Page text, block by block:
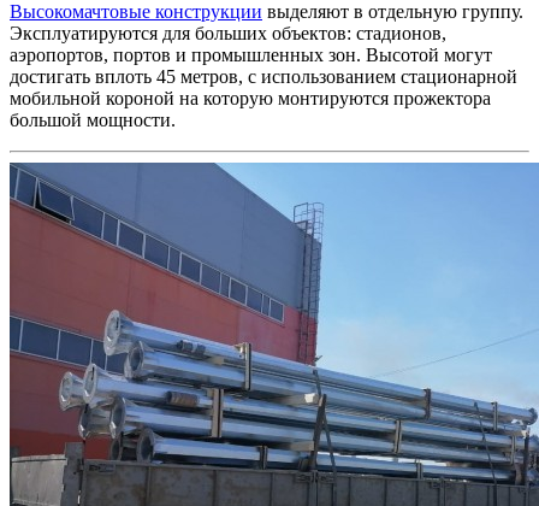
Высокомачтовые конструкции выделяют в отдельную группу.
Эксплуатируются для больших объектов: стадионов,
аэропортов, портов и промышленных зон. Высотой могут
достигать вплоть 45 метров, с использованием стационарной
мобильной короной на которую монтируются прожектора
большой мощности.